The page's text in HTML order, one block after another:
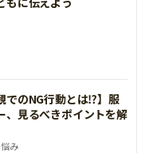
でのNG行動とは⁉】服
、見るべきポイントを解
悩み